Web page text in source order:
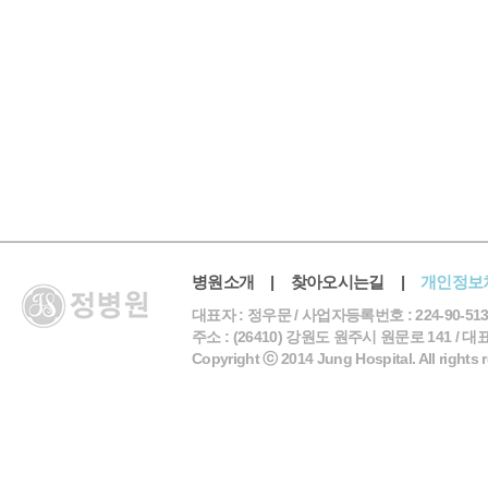
병원소개 | 찾아오시는길 | 개인정보
대표자 : 정우문 / 사업자등록번호 : 224-90-
주소 : (26410) 강원도 원주시 원문로 141 / 대
Copyright ⓒ 2014 Jung Hospital. All rights